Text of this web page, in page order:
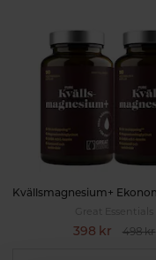
Great Essentials
398 kr 498 kr